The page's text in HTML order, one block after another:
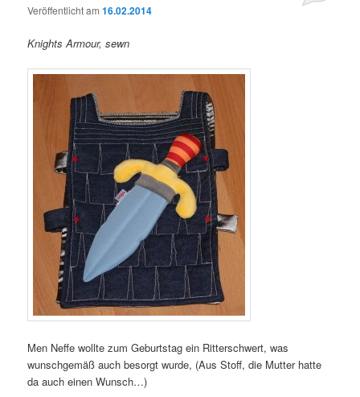
Veröffentlicht am16.02.2014
Knights Armour, sewn
Men Neffe wollte zum Geburtstag ein Ritterschwert, was
wunschgemäß auch besorgt wurde, (Aus Stoff, die Mutter hatte
da auch einen Wunsch…)